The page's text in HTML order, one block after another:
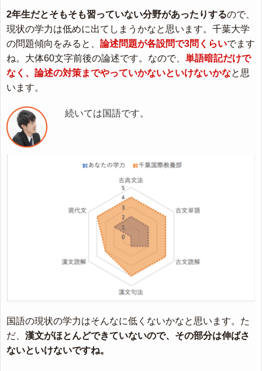
2年生だとそもそも習っていない分野があったりするので、
現状の学力は低めに出てしまうかなと思います。千葉大学
の問題傾向をみると、 論述問題が各設問で3問くらいでます
ね。大体60文字前後の論述です。なので、 単語暗記だけで
なく、論述の対策までやっていかないといけないかなと思
います。
続いては国語です。
国語の現状の学力はそんなに低くないかなと思います。た
だ、 漢文がほとんどできていないので、その部分は伸ばさ
ないといけないですね。